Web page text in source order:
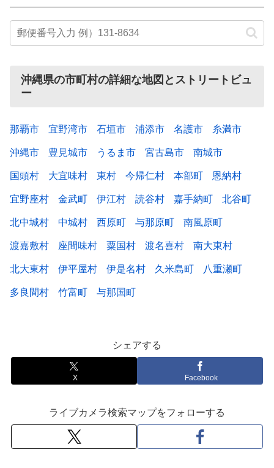
沖縄県の市町村の詳細な地図とストリートビュ
ー
那覇市 宜野湾市 石垣市 浦添市 名護市 糸満市
沖縄市 豊見城市 うるま市 宮古島市 南城市
国頭村 大宜味村 東村 今帰仁村 本部町 恩納村
宜野座村 金武町 伊江村 読谷村 嘉手納町 北谷町
北中城村 中城村 西原町 与那原町 南風原町
渡嘉敷村 座間味村 粟国村 渡名喜村 南大東村
北大東村 伊平屋村 伊是名村 久米島町 八重瀬町
多良間村 竹富町 与那国町
シェアする
X Facebook
ライブカメラ検索マップをフォローする